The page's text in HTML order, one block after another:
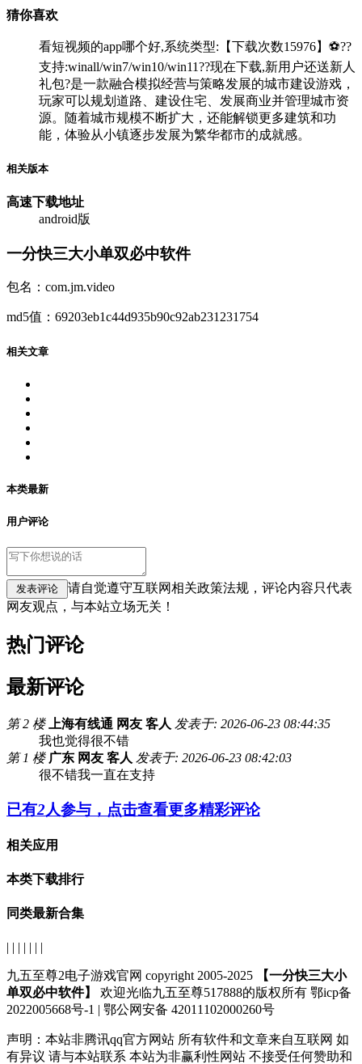
猜你喜欢
看短视频的app哪个好,系统类型:【下载次数15976】⚽??
支持:winall/win7/win10/win11??现在下载,新用户还送新人
礼包?是一款融合模拟经营与策略发展的城市建设游戏，
玩家可以规划道路、建设住宅、发展商业并管理城市资
源。随着城市规模不断扩大，还能解锁更多建筑和功
能，体验从小镇逐步发展为繁华都市的成就感。
相关版本
高速下载地址
android版
一分快三大小单双必中软件
包名：com.jm.video
md5值：69203eb1c44d935b90c92ab231231754
相关文章
本类最新
用户评论
请自觉遵守互联网相关政策法规，评论内容只代表
网友观点，与本站立场无关！
热门评论
最新评论
第 2 楼 上海有线通 网友 客人 发表于: 2026-06-23 08:44:35
我也觉得很不错
第 1 楼 广东 网友 客人 发表于: 2026-06-23 08:42:03
很不错我一直在支持
已有2人参与，点击查看更多精彩评论
相关应用
本类下载排行
同类最新合集
| | | | | | |
九五至尊2电子游戏官网 copyright 2005-2025
【一分快三大小
单双必中软件】
欢迎光临九五至尊517888的版权所有 鄂icp备
2022005668号-1 | 鄂公网安备 42011102000260号
声明： 本站非腾讯qq官方网站 所有软件和文章来自互联网 如
有异议 请与本站联系 本站为非赢利性网站 不接受任何赞助和